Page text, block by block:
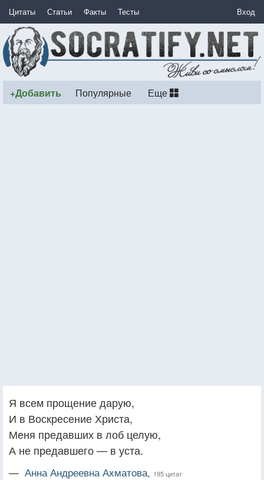
Цитаты Статьи Факты Тесты Вход
+Добавить Популярные Еще
Я всем прощение дарую,
И в Воскресение Христа,
Меня предавших в лоб целую,
А не предавшего — в уста.
— Анна Андреевна Ахматова, 195 цитат